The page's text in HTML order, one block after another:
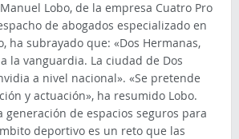
Lobo, de la empresa Cuatro Pro
de abogados especializado en
ha subrayado que: «Dos Hermanas,
la vanguardia. La ciudad de Dos
a nivel nacional». «Se pretende
y actuación», ha resumido Lobo.
generación de espacios seguros para
deportivo es un reto que las